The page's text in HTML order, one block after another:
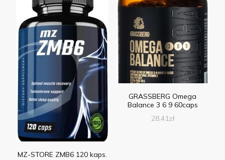
MZ-STORE ZMB6 120 kaps.
GRASSBERG Omega
Balance 3 6 9 60caps
28,41zł